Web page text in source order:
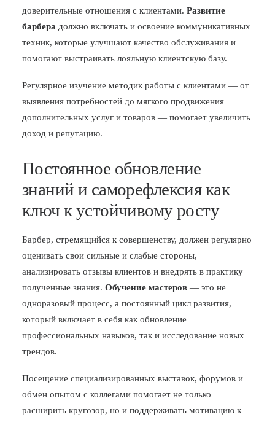
доверительные отношения с клиентами. Развитие
барбера должно включать и освоение коммуникативных
техник, которые улучшают качество обслуживания и
помогают выстраивать лояльную клиентскую базу.
Регулярное изучение методик работы с клиентами — от
выявления потребностей до мягкого продвижения
дополнительных услуг и товаров — помогает увеличить
доход и репутацию.
Постоянное обновление
знаний и саморефлексия как
ключ к устойчивому росту
Барбер, стремящийся к совершенству, должен регулярно
оценивать свои сильные и слабые стороны,
анализировать отзывы клиентов и внедрять в практику
полученные знания. Обучение мастеров — это не
одноразовый процесс, а постоянный цикл развития,
который включает в себя как обновление
профессиональных навыков, так и исследование новых
трендов.
Посещение специализированных выставок, форумов и
обмен опытом с коллегами помогает не только
расширить кругозор, но и поддерживать мотивацию к